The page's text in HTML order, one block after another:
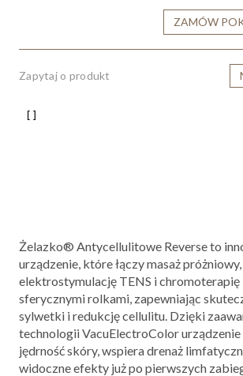
ZAMÓW
Zapytaj o produkt
Żelazko® Antycellulitowe Reverse to
urządzenie, które łączy masaż próżniowy,
elektrostymulację TENS i chromoterapię
sferycznymi rolkami, zapewniając
sylwetki i redukcję cellulitu. Dzięki
technologii VacuElectroColor
jędrność skóry, wspiera drenaż
widoczne efekty już po pierwszych